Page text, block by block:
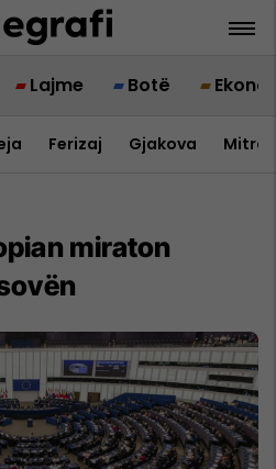
Lajme Botë
Ferizaj Gjakova
miraton